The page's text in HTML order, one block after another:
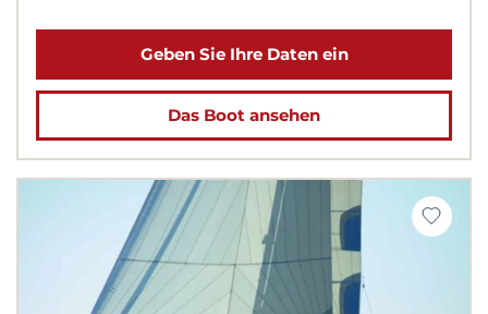
Geben Sie Ihre Daten ein
Das Boot ansehen